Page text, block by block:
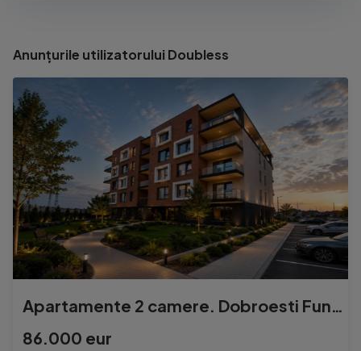
Anunțurile utilizatorului Doubless
Apartamente 2 camere. Dobroesti Fundeni. la 1,5 km de sector 2
86.000 eur